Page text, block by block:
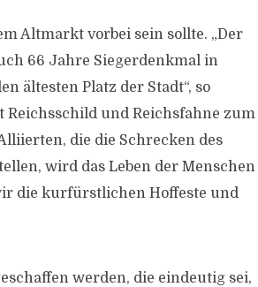
Altmarkt vorbei sein sollte. „Der
66 Jahre Siegerdenkmal in
ältesten Platz der Stadt“, so
Reichsschild und Reichsfahne zum
die die Schrecken des
wird das Leben der Menschen
die kurfürstlichen Hoffeste und
werden, die eindeutig sei,